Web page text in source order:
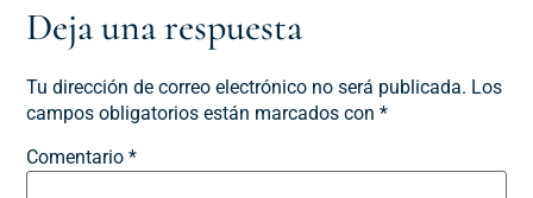
Deja una respuesta
Tu dirección de correo electrónico no será publicada. Los
campos obligatorios están marcados con*
Comentario*